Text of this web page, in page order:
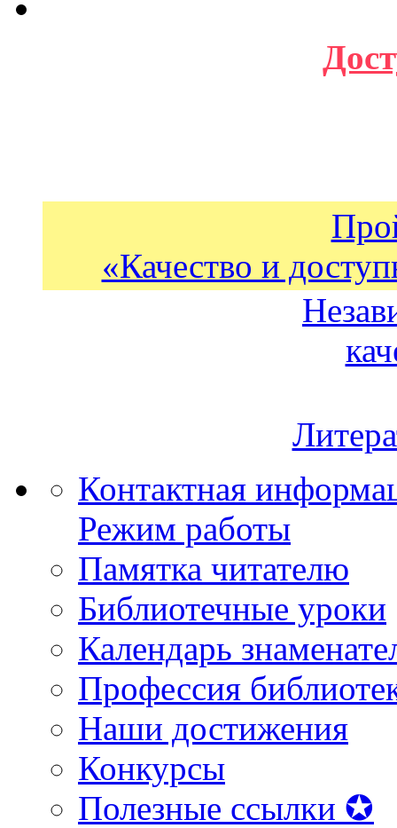
«Качество и
Контактная
Режим работы
Памятка читателю
Библиотечные уроки
Календарь
Профессия
Наши достижения
Конкурсы
Полезные ссылки ✪